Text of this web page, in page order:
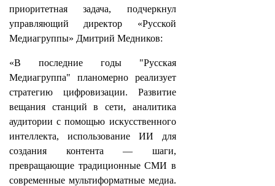
приоритетная задача, подчеркнул
управляющий директор «Русской
Медиагруппы» Дмитрий Медников:
«В последние годы "Русская
Медиагруппа" планомерно реализует
стратегию цифровизации. Развитие
вещания станций в сети, аналитика
аудитории с помощью искусственного
интеллекта, использование ИИ для
создания контента — шаги,
превращающие традиционные СМИ в
современные мультиформатные медиа.